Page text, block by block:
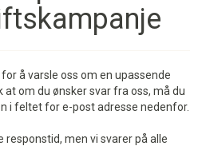
å varsle oss om en upassende
om du ønsker svar fra oss, må du
i feltet for e-post adresse nedenfor.
responstid, men vi svarer på alle